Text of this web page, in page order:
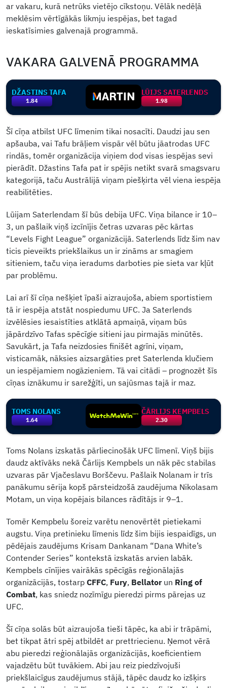
ar vakaru, kurā netrūks vietējo cīkstoņu. Vēlāk nedēļā
meklēsim vērtīgākās likmju iespējas, bet tagad
ieskatīsimies galvenajā programmā.
VAKARA GALVENĀ PROGRAMMA
DŽASTINS TAFA
1.84 1.98
LŪIJS SATERLENDS
Šī cīņa atbilst UFC līmenim tikai nosacīti. Daudzi jau sen
apšauba, vai Tafu brāļiem vispār vēl būtu jāatrodas UFC
rindās, tomēr organizācija viņiem dod visas iespējas sevi
pierādīt. Džastins Tafa pat ir spējis netikt svarā smagsvaru
kategorijā, taču Austrālijā viņam piešķirta vēl viena iespēja
reabilitēties.
Lūijam Saterlendam šī būs debija UFC. Viņa bilance ir 10–
3, un pašlaik viņš izcīnījis četras uzvaras pēc kārtas
“Levels Fight League” organizācijā. Saterlends līdz šim nav
ticis pieveikts priekšlaikus un ir zināms ar smagiem
sitieniem, taču viņa ieradums darboties pie sieta var kļūt
par problēmu.
Lai arī šī cīņa nešķiet īpaši aizraujoša, abiem sportistiem
tā ir iespēja atstāt nospiedumu UFC. Ja Saterlends
izvēlēsies iesaistīties atklātā apmaiņā, viņam būs
jāpārdzīvo Tafas spēcīgie sitieni jau pirmajās minūtēs.
Savukārt, ja Tafa neizdosies finišēt agrīni, viņam,
visticamāk, nāksies aizsargāties pret Saterlenda klučiem
un iespējamiem nogāzieniem. Tā vai citādi – prognozēt šīs
cīņas iznākumu ir sarežģīti, un sajūsmas tajā ir maz.
TOMS NOLANS
1.64 2.30
ČĀRLIJS KEMPBELS
Toms Nolans izskatās pārliecinošāk UFC līmenī. Viņš bijis
daudz aktīvāks nekā Čārlijs Kempbels un nāk pēc stabilas
uzvaras pār Vjačeslavu Borščevu. Pašlaik Nolanam ir trīs
panākumu sērija kopš pārsteidzošā zaudējuma Nikolasam
Motam, un viņa kopējais bilances rādītājs ir 9–1.
Tomēr Kempbelu šoreiz varētu nenovērtēt pietiekami
augstu. Viņa pretinieku līmenis līdz šim bijis iespaidīgs, un
pēdējais zaudējums Krisam Dankanam “Dana White’s
Contender Series” kontekstā izskatās arvien labāk.
Kempbels cīnījies vairākās spēcīgās reģionālajās
organizācijās, tostarp CFFC, Fury, Bellatorun Ring of
Combat, kas sniedz nozīmīgu pieredzi pirms pārejas uz
UFC.
Šī cīņa solās būt aizraujoša tieši tāpēc, ka abi ir trāpāmi,
bet tikpat ātri spēj atbildēt ar prettriecienu. Ņemot vērā
abu pieredzi reģionālajās organizācijās, koeficientiem
vajadzētu būt tuvākiem. Abi jau reiz piedzīvojuši
priekšlaicīgus zaudējumus stājā, tāpēc daudz ko izšķirs